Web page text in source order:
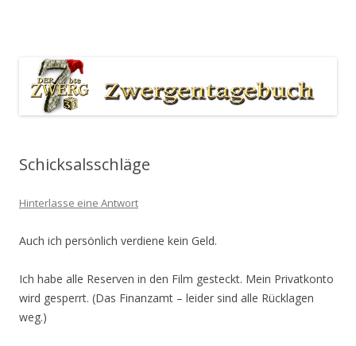
Schicksalsschläge
Hinterlasse eine Antwort
Auch ich persönlich verdiene kein Geld.
Ich habe alle Reserven in den Film gesteckt. Mein Privatkonto
wird gesperrt. (Das Finanzamt – leider sind alle Rücklagen
weg.)